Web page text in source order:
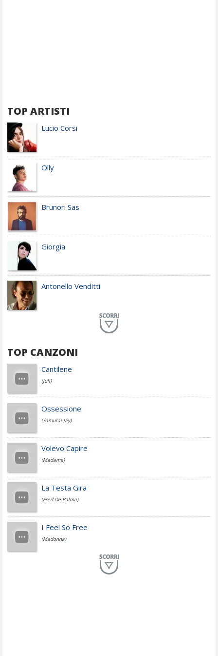
TOP ARTISTI
Lucio Corsi
Olly
Brunori Sas
Giorgia
Antonello Venditti
Achille Lauro
Cesare Cremonini
Jovanotti
Fedez
Simone Cristicchi
TOP CANZONI
Cantilene
(Juli)
Ossessione
(Samurai Jay)
Volevo Capire
(Madame)
La Testa Gira
(Fred De Palma)
I Feel So Free
(Madonna)